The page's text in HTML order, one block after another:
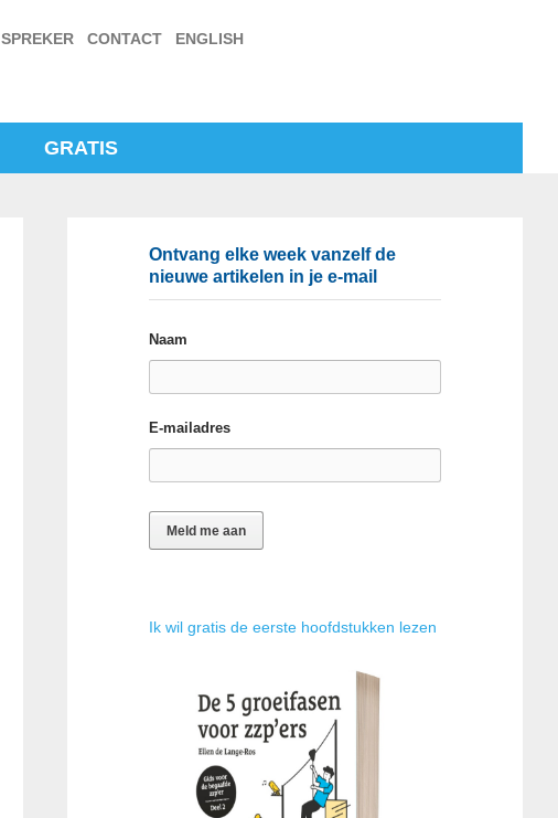
SPREKER CONTACT ENGLISH
GRATIS
Ontvang elke week vanzelf de
nieuwe artikelen in je e-mail
Naam
E-mailadres
Ik wil gratis de eerste hoofdstukken lezen